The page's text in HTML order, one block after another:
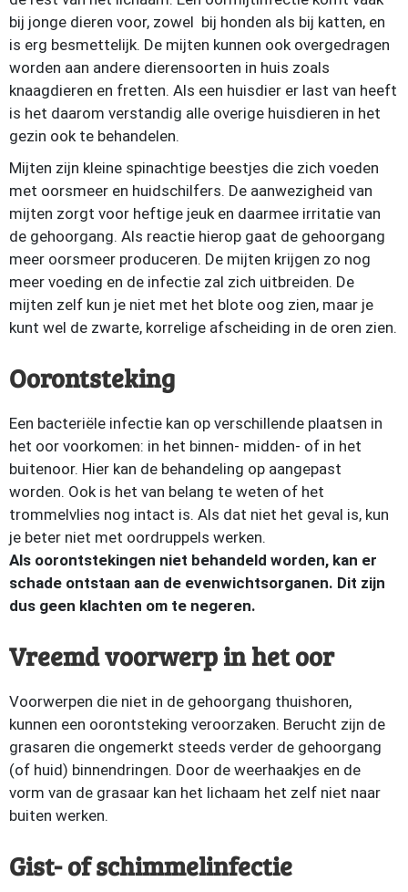
bij jonge dieren voor, zowel bij honden als bij katten, en
is erg besmettelijk. De mijten kunnen ook overgedragen
worden aan andere dierensoorten in huis zoals
knaagdieren en fretten. Als een huisdier er last van heeft
is het daarom verstandig alle overige huisdieren in het
gezin ook te behandelen.
Mijten zijn kleine spinachtige beestjes die zich voeden
met oorsmeer en huidschilfers. De aanwezigheid van
mijten zorgt voor heftige jeuk en daarmee irritatie van
de gehoorgang. Als reactie hierop gaat de gehoorgang
meer oorsmeer produceren. De mijten krijgen zo nog
meer voeding en de infectie zal zich uitbreiden. De
mijten zelf kun je niet met het blote oog zien, maar je
kunt wel de zwarte, korrelige afscheiding in de oren zien.
Oorontsteking
Een bacteriële infectie kan op verschillende plaatsen in
het oor voorkomen: in het binnen- midden- of in het
buitenoor. Hier kan de behandeling op aangepast
worden. Ook is het van belang te weten of het
trommelvlies nog intact is. Als dat niet het geval is, kun
je beter niet met oordruppels werken.
Als oorontstekingen niet behandeld worden, kan er
schade ontstaan aan de evenwichtsorganen. Dit zijn
dus geen klachten om te negeren.
Vreemd voorwerp in het oor
Voorwerpen die niet in de gehoorgang thuishoren,
kunnen een oorontsteking veroorzaken. Berucht zijn de
grasaren die ongemerkt steeds verder de gehoorgang
(of huid) binnendringen. Door de weerhaakjes en de
vorm van de grasaar kan het lichaam het zelf niet naar
buiten werken.
Gist- of schimmelinfectie